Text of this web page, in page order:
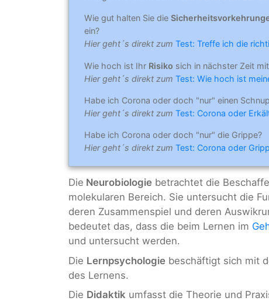
Wie gut halten Sie die
ein?
Hier geht´s direkt zum Test: Treffe ich die
Wie hoch ist Ihr Risiko sich in nächster Zeit
Hier geht´s direkt zum Test: Wie hoch ist
Habe ich Corona oder doch "nur" einen
Hier geht´s direkt zum Test: Corona oder
Habe ich Corona oder doch "nur" die Grippe?
Hier geht´s direkt zum Test: Corona oder
Die Neurobiologie betrachtet die
molekularen Bereich. Sie untersucht die
deren Zusammenspiel und deren
bedeutet das, dass die beim Lernen im
und untersucht werden.
Die Lernpsychologie beschäftigt sich mit
des Lernens.
Die Didaktik umfasst die Theorie und